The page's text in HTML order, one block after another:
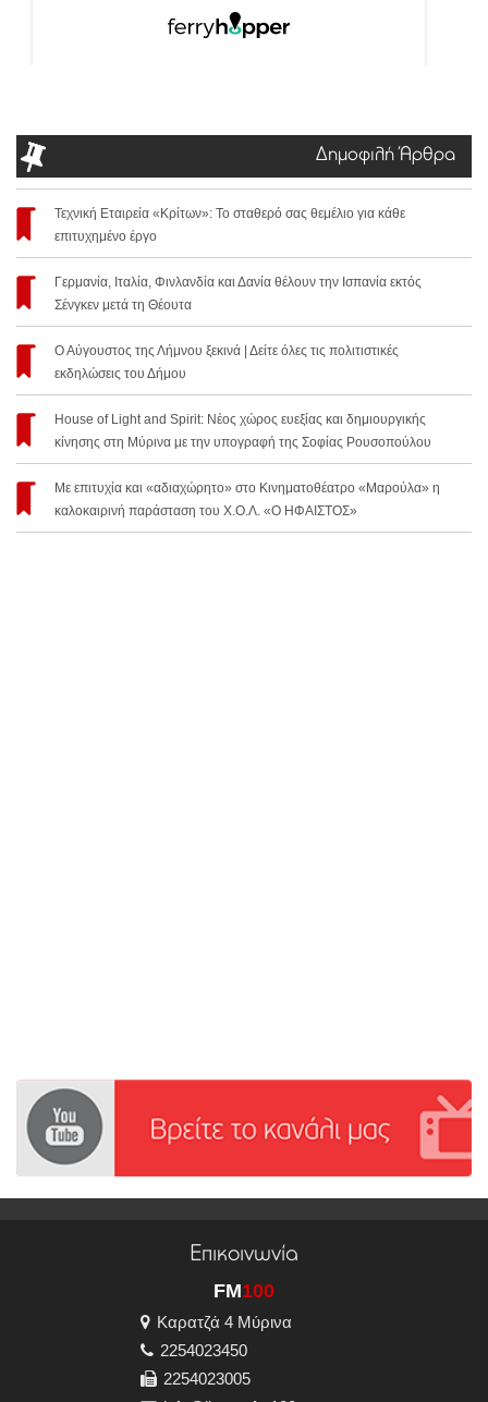
Δημοφιλή Άρθρα
Τεχνική Εταιρεία «Κρίτων»: Το σταθερό σας θεμέλιο για κάθε
επιτυχημένο έργο
Γερμανία, Ιταλία, Φινλανδία και Δανία θέλουν την Ισπανία εκτός
Σένγκεν μετά τη Θέουτα
Ο Αύγουστος της Λήμνου ξεκινά | Δείτε όλες τις πολιτιστικές
εκδηλώσεις του Δήμου
House of Light and Spirit: Νέος χώρος ευεξίας και δημιουργικής
κίνησης στη Μύρινα με την υπογραφή της Σοφίας Ρουσοπούλου
Με επιτυχία και «αδιαχώρητο» στο Κινηματοθέατρο «Μαρούλα» η
καλοκαιρινή παράσταση του Χ.Ο.Λ. «Ο ΗΦΑΙΣΤΟΣ»
Επικοινωνία
FM100
Καρατζά 4 Μύρινα
2254023450
2254023005